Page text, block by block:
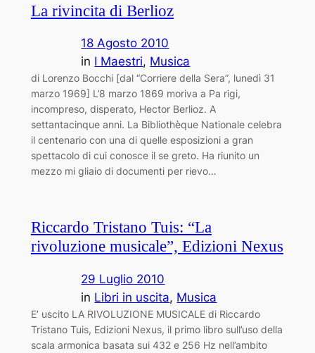
La rivincita di Berlioz
18 Agosto 2010
in I Maestri, Musica
di Lorenzo Bocchi [dal “Corriere della Sera”, lunedì 31
marzo 1969] L’8 marzo 1869 moriva a Pa ­rigi,
incompreso, disperato, Hector Berlioz. A
settantacinque anni. La Bibliothèque Nationale celebra
il centenario con una di quelle esposizioni a gran
spettacolo di cui conosce il se ­greto. Ha riunito un
mezzo mi ­gliaio di documenti per rievo…
Riccardo Tristano Tuis: “La
rivoluzione musicale”, Edizioni Nexus
29 Luglio 2010
in Libri in uscita, Musica
E’ uscito LA RIVOLUZIONE MUSICALE di Riccardo
Tristano Tuis, Edizioni Nexus, il primo libro sull’uso della
scala armonica basata sui 432 e 256 Hz nell’ambito